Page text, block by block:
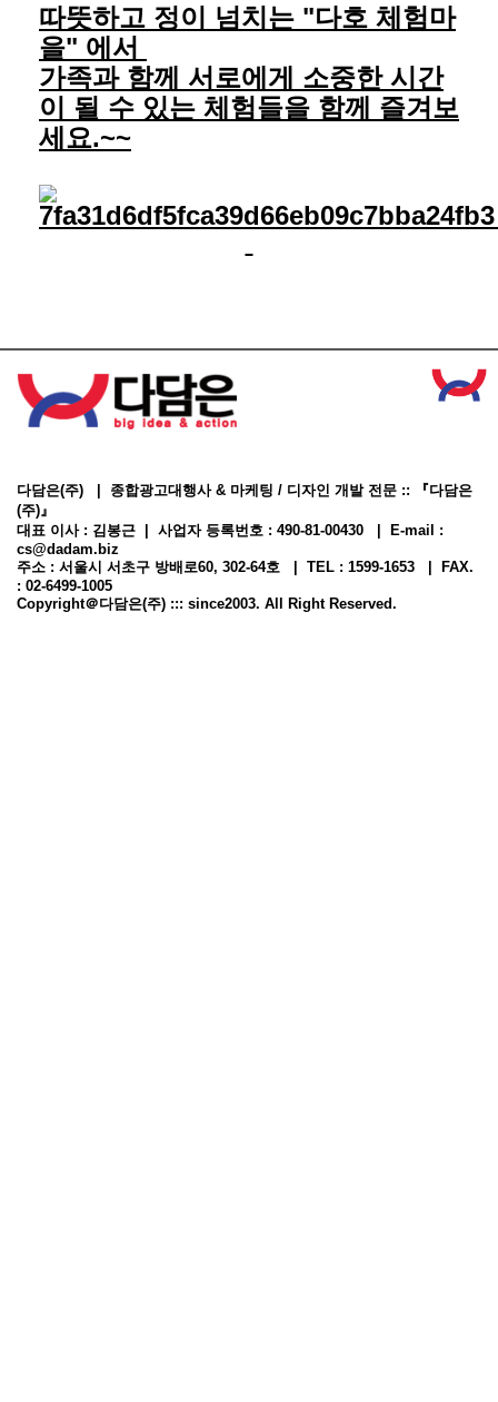
따뜻하고 정이 넘치는 "다호 체험마
을" 에서
가족과 함께 서로에게 소중한 시간
이 될 수 있는 체험들을 함께 즐겨보
세요.~~
다담은(주) | 종합광고대행사 & 마케팅 / 디자인 개발 전문 :: 『다담은
(주)』
대표 이사 : 김봉근 | 사업자 등록번호 : 490-81-00430 | E-mail :
cs@dadam.biz
주소 : 서울시 서초구 방배로60, 302-64호 | TEL : 1599-1653 | FAX.
: 02-6499-1005
Copyright＠다담은(주) ::: since2003. All Right Reserved.